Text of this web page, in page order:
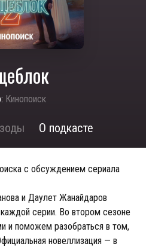
Кинопоиск
О подкасте
с обсуждением сериала
и Даулет Жанайдаров
серии. Во втором сезоне
и поможем разобраться в том,
новеллизация — в